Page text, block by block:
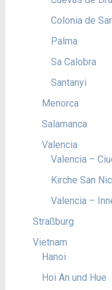
Colonia de
Palma
Sa Calobra
Santanyi
Menorca
Salamanca
Valencia
Valencia –
Kirche San
Valencia –
Straßburg
Vietnam
Hanoi
Hoi An und Hue